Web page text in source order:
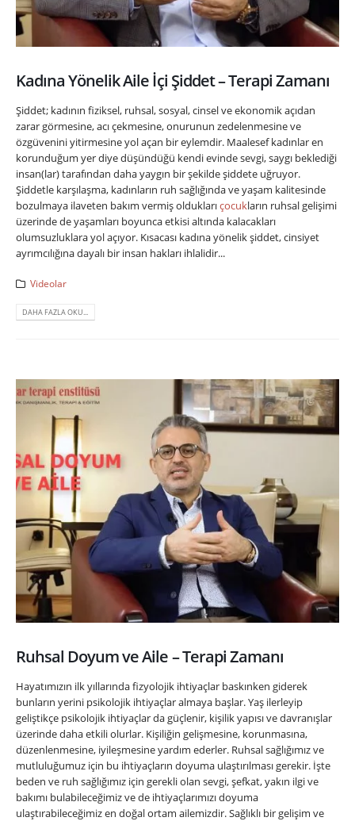
Kadına Yönelik Aile İçi Şiddet – Terapi Zamanı
Şiddet; kadının fiziksel, ruhsal, sosyal, cinsel ve ekonomik açıdan
zarar görmesine, acı çekmesine, onurunun zedelenmesine ve
özgüvenini yitirmesine yol açan bir eylemdir. Maalesef kadınlar en
korunduğum yer diye düşündüğü kendi evinde sevgi, saygı beklediği
insan(lar) tarafından daha yaygın bir şekilde şiddete uğruyor.
Şiddetle karşılaşma, kadınların ruh sağlığında ve yaşam kalitesinde
bozulmaya ilaveten bakım vermiş olduklarıçocukların ruhsal gelişimi
üzerinde de yaşamları boyunca etkisi altında kalacakları
olumsuzluklara yol açıyor. Kısacası kadına yönelik şiddet, cinsiyet
ayrımcılığına dayalı bir insan hakları ihlalidir...
Videolar
DAHA FAZLA OKU...
Ruhsal Doyum ve Aile – Terapi Zamanı
Hayatımızın ilk yıllarında fizyolojik ihtiyaçlar baskınken giderek
bunların yerini psikolojik ihtiyaçlar almaya başlar. Yaş ilerleyip
geliştikçe psikolojik ihtiyaçlar da güçlenir, kişilik yapısı ve davranışlar
üzerinde daha etkili olurlar. Kişiliğin gelişmesine, korunmasına,
düzenlenmesine, iyileşmesine yardım ederler. Ruhsal sağlığımız ve
mutluluğumuz için bu ihtiyaçların doyuma ulaştırılması gerekir. İşte
beden ve ruh sağlığımız için gerekli olan sevgi, şefkat, yakın ilgi ve
bakımı bulabileceğimiz ve de ihtiyaçlarımızı doyuma
ulaştırabileceğimiz en doğal ortam ailemizdir. Sağlıklı bir gelişim ve